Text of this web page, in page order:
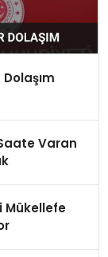
Varan
Mükellefe